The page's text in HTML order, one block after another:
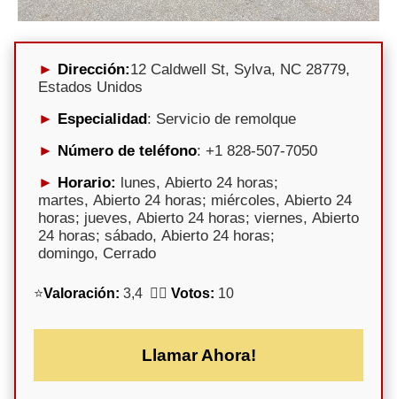
Dirección:12 Caldwell St, Sylva, NC 28779,
Estados Unidos
Especialidad: Servicio de remolque
Número de teléfono: +1 828-507-7050
Horario: lunes, Abierto 24 horas;
martes, Abierto 24 horas; miércoles, Abierto 24
horas; jueves, Abierto 24 horas; viernes, Abierto
24 horas; sábado, Abierto 24 horas;
domingo, Cerrado
⭐Valoración: 3,4 🕵️‍♀️ Votos: 10
Llamar Ahora!